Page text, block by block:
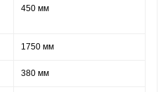
450 мм
1750 мм
380 мм